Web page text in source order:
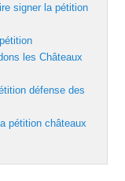
signer la pétition
les Châteaux
défense des
pétition châteaux